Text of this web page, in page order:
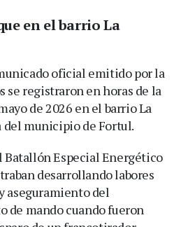
en el barrio La
oficial emitido por la
registraron en horas de la
de 2026 en el barrio La
del municipio de Fortul.
Batallón Especial Energético
desarrollando labores
aseguramiento del
de mando cuando fueron